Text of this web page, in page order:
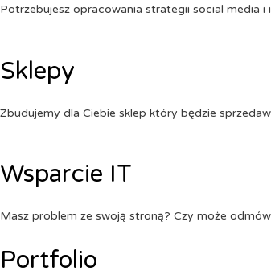
Potrzebujesz opracowania strategii social media
Sklepy
Zbudujemy dla Ciebie sklep który będzie
Wsparcie IT
Masz problem ze swoją stroną? Czy może
Portfolio